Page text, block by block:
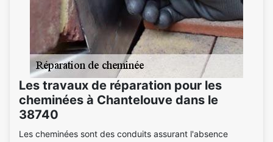
Les travaux de réparation pour les
cheminées à Chantelouve dans le
38740
Les cheminées sont des conduits assurant l'absence